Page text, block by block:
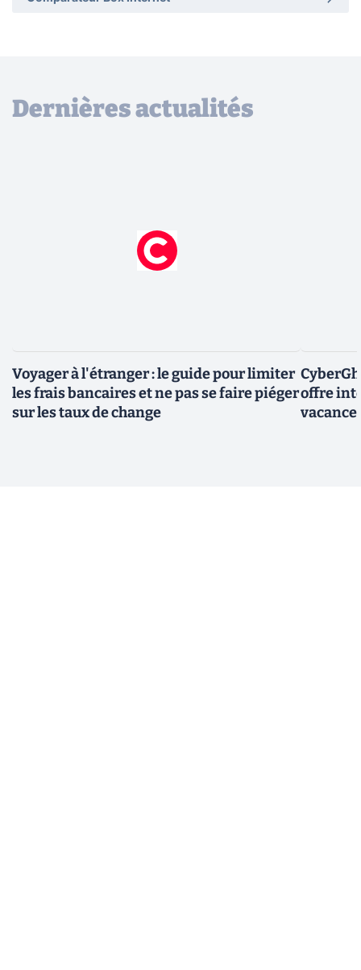
Dernières actualités
Voyager à l'étranger : le guide pour limiter
les frais bancaires et ne pas se faire piéger
sur les taux de change
offre